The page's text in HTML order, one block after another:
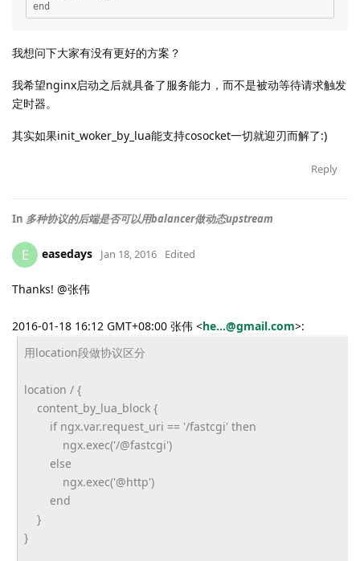
我想问下大家有没有更好的方案？
我希望nginx启动之后就具备了服务能力，而不是被动等待请求触发
定时器。
其实如果init_woker_by_lua能支持cosocket一切就迎刃而解了:)
Reply
In 多种协议的后端是否可以用balancer做动态upstream
E easedays Jan 18, 2016 Edited
Thanks! @张伟
2016-01-18 16:12 GMT+08:00 张伟 <he...@gmail.com>:
用location段做协议区分
location / {
content_by_lua_block {
if ngx.var.request_uri == '/fastcgi' then
ngx.exec('/@fastcgi')
else
ngx.exec('@http')
end
}
}